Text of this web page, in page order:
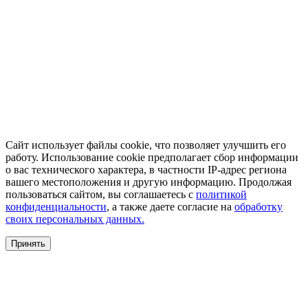
Сайт использует файлы cookie, что позволяет улучшить его
работу. Использование cookie предполагает сбор информации
о вас технического характера, в частности IP-адрес региона
вашего местоположения и другую информацию. Продолжая
пользоваться сайтом, вы соглашаетесь с политикой
конфиденциальности, а также даете согласие на обработку
своих персональных данных.
Принять